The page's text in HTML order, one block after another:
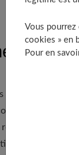
portables font
de
aux
de manière
Vous pourrez
cookies » en
Pour en